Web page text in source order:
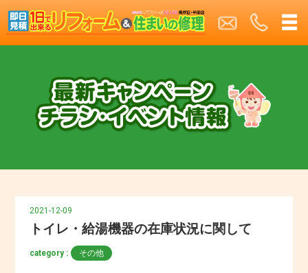
2021-12-09
トイレ・給湯機器の在庫状況に関して
category : その他